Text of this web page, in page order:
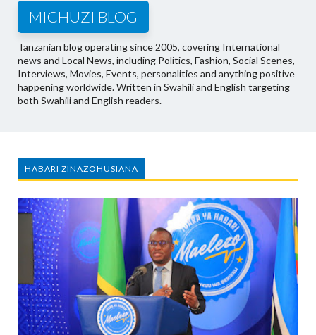
MICHUZI BLOG
Tanzanian blog operating since 2005, covering International
news and Local News, including Politics, Fashion, Social Scenes,
Interviews, Movies, Events, personalities and anything positive
happening worldwide. Written in Swahili and English targeting
both Swahili and English readers.
HABARI ZINAZOHUSIANA